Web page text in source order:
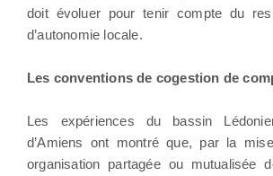
doit évoluer pour tenir compte du
d’autonomie locale.
Les conventions de cogestion de
Les expériences du bassin
d’Amiens ont montré que, par la
organisation partagée ou mutualisée